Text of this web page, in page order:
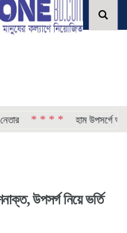
* * * * হাম উপসর্গে আরও ৬
উপসর্গ নিয়ে ভর্তি